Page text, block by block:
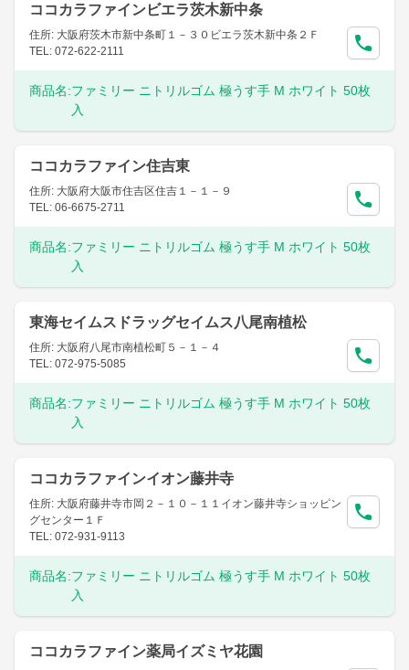
ココカラファインビエラ茨木新中条
住所: 大阪府茨木市新中条町１－３０ビエラ茨木新中条２Ｆ
TEL: 072-622-2111
商品名:ファミリー ニトリルゴム 極うす手 M ホワイト 50枚
入
ココカラファイン住吉東
住所: 大阪府大阪市住吉区住吉１－１－９
TEL: 06-6675-2711
商品名:ファミリー ニトリルゴム 極うす手 M ホワイト 50枚
入
東海セイムスドラッグセイムス八尾南植松
住所: 大阪府八尾市南植松町５－１－４
TEL: 072-975-5085
商品名:ファミリー ニトリルゴム 極うす手 M ホワイト 50枚
入
ココカラファインイオン藤井寺
住所: 大阪府藤井寺市岡２－１０－１１イオン藤井寺ショッピン
グセンター１Ｆ
TEL: 072-931-9113
商品名:ファミリー ニトリルゴム 極うす手 M ホワイト 50枚
入
ココカラファイン薬局イズミヤ花園